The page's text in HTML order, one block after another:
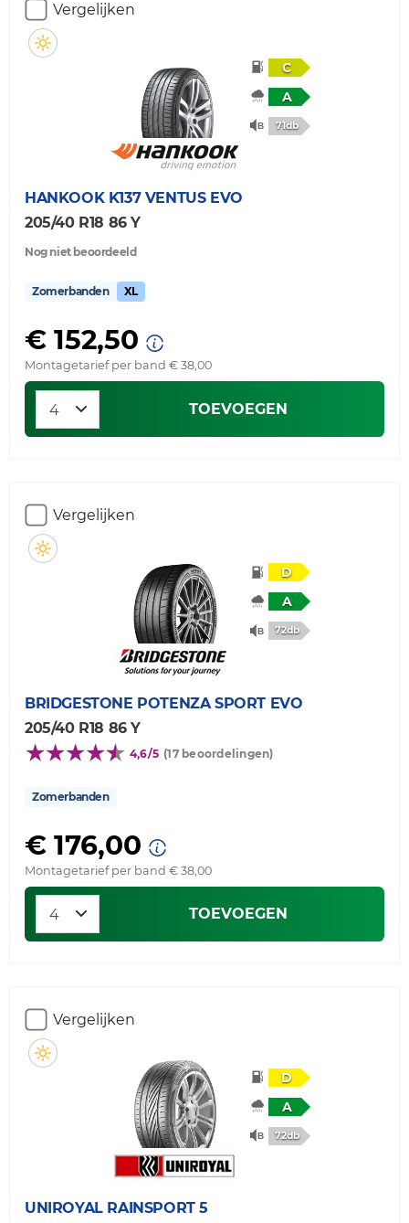
Vergelijken
C
A
71db
HANKOOK K137 VENTUS EVO
205/40 R18 86 Y
Nog niet beoordeeld
Zomerbanden XL
€ 152,50
Montagetarief per band € 38,00
TOEVOEGEN
Vergelijken
D
A
72db
BRIDGESTONE POTENZA SPORT EVO
205/40 R18 86 Y
4,6/5 (17 beoordelingen)
Zomerbanden
€ 176,00
Montagetarief per band € 38,00
TOEVOEGEN
Vergelijken
D
A
72db
UNIROYAL RAINSPORT 5